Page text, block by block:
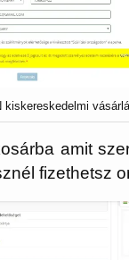
kiskereskedelmi
amit
fizethetsz